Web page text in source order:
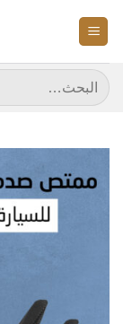
للمحتوى
البحث
عن: